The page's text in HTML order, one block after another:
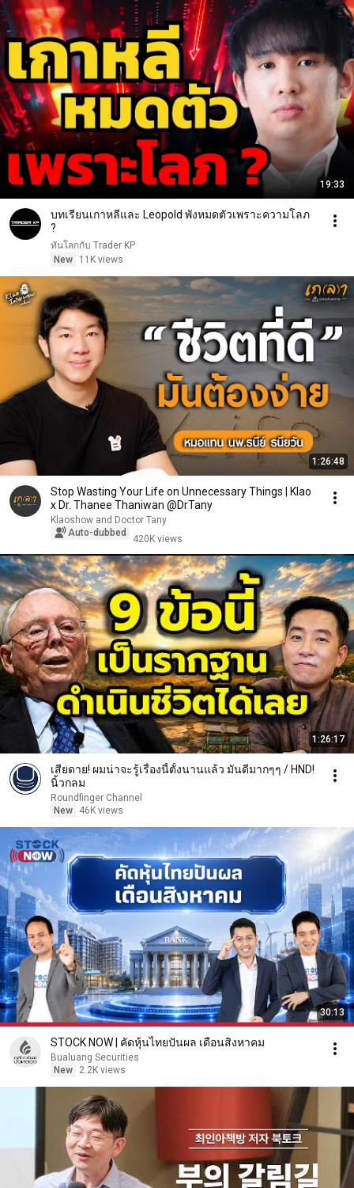
19:33
บทเรียนเกาหลีและ Leopold พังหมดตัวเพราะความโลภ
?
ทันโลกกับ Trader KP
New
11K views
1:26:48
Stop Wasting Your Life on Unnecessary Things | Klao
x Dr. Thanee Thaniwan @DrTany
Klaoshow and Doctor Tany
Auto-dubbed
420K views
1:26:17
เสียดาย! ผมน่าจะรู้เรื่องนี้ตั้งนานแล้ว มันดีมากๆๆ / HND!
นิ้วกลม
Roundfinger Channel
New
46K views
30:13
STOCK NOW | คัดหุ้นไทยปันผล เดือนสิงหาคม
Bualuang Securities
New
2.2K views